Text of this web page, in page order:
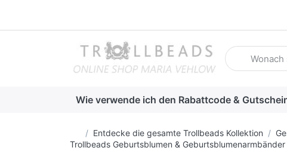
Geben Sie
Wie verwende ich den Rabattcode &
Startseite
Entdecke die gesamte Trollbeads Kollektion
Trollbeads Geburtsblumen & Geburtsblumenarmbänder